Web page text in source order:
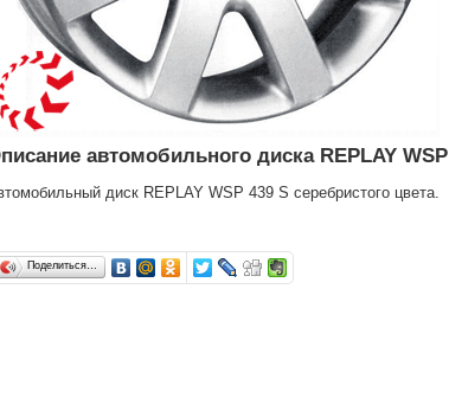
автомобильного диска REPLAY
диск REPLAY WSP 439 S серебристого цвета.
Поделиться…